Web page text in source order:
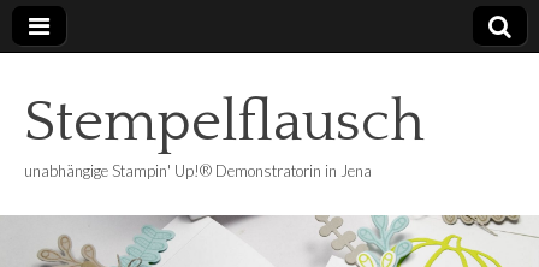
Stempelflausch
unabhängige Stampin' Up!® Demonstratorin in Jena